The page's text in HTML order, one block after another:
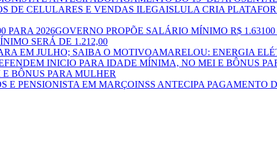
LULA CRIA
GOVERNO PROPÕE SALÁRIO MÍNIMO R$ 1.63100
SERÁ DE 1.212,00
AMARELOU: ENERGIA
BÔNUS PARA MULHER
INSS ANTECIPA PAGAMENTO